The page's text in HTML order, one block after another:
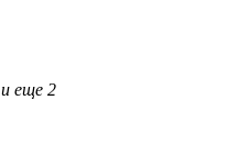
и еще 2